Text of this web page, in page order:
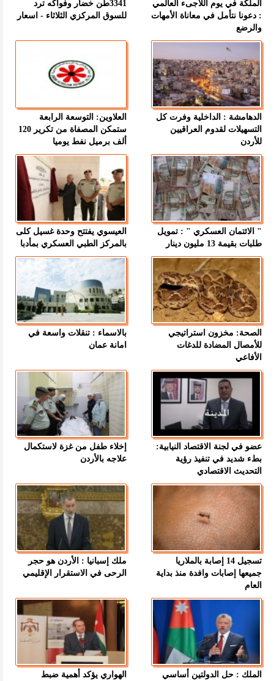
الملكة في يوم اللاجىء العالمي
: دعونا نتأمل في معاناة الأمهات
والرضع
3341طن خضار وفواكه ترد
للسوق المركزي الثلاثاء - اسعار
الدهامشة : الداخلية وفرت كل
التسهيلات لقدوم العراقيين
للأردن
العلاوين: التوسعة الرابعة
ستمكن المصفاة من تكرير 120
ألف برميل نفط يوميا
" الائتمان العسكري " : تمويل
طلبات بقيمة 13 مليون دينار
العيسوي يفتتح وحدة غسيل كلى
بالمركز الطبي العسكري بمأدبا
الصحة: مخزون استراتيجي
للأمصال المضادة للدغات
الأفاعي
بالاسماء : تنقلات واسعة في
امانة عمان
عضو في لجنة الاقتصاد النيابية:
بطء شديد في تنفيذ رؤية
التحديث الاقتصادي
إخلاء طفل من غزة لاستكمال
علاجه بالأردن
تسجيل 14 إصابة بالملاريا
جميعها إصابات وافدة منذ بداية
العام
ملك إسبانيا : الأردن هو حجر
الرحى في الاستقرار الإقليمي
الملك : حل الدولتين أساسي
الهواري يؤكد أهمية ضبط